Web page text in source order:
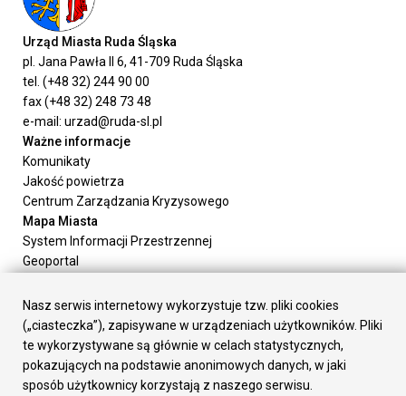
Urząd Miasta Ruda Śląska
pl. Jana Pawła II 6, 41-709 Ruda Śląska
tel. (+48 32) 244 90 00
fax (+48 32) 248 73 48
e-mail: urzad@ruda-sl.pl
Ważne informacje
Komunikaty
Jakość powietrza
Centrum Zarządzania Kryzysowego
Mapa Miasta
System Informacji Przestrzennej
Geoportal
Załatw sprawę
Prezydent Miasta
Rada Miasta
Wydziały
Elektroniczna Skrzynka Podawcza
Nasz serwis internetowy wykorzystuje tzw. pliki cookies
(„ciasteczka”), zapisywane w urządzeniach użytkowników. Pliki
te wykorzystywane są głównie w celach statystycznych,
pokazujących na podstawie anonimowych danych, w jaki
sposób użytkownicy korzystają z naszego serwisu.